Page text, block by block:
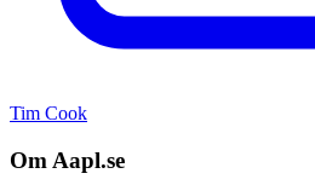
Tim Cook
Om Aapl.se